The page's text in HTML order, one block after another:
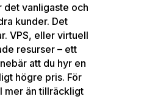
det vanligaste och
kunder. Det
VPS, eller virtuell
resurser – ett
att du hyr en
högre pris. För
mer än tillräckligt